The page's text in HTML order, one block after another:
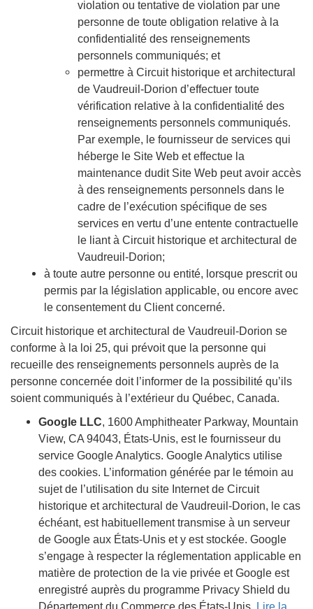
violation ou tentative de violation par une
personne de toute obligation relative à la
confidentialité des renseignements
personnels communiqués; et
permettre à Circuit historique et architectural
de Vaudreuil-Dorion d’effectuer toute
vérification relative à la confidentialité des
renseignements personnels communiqués.
Par exemple, le fournisseur de services qui
héberge le Site Web et effectue la
maintenance dudit Site Web peut avoir accès
à des renseignements personnels dans le
cadre de l’exécution spécifique de ses
services en vertu d’une entente contractuelle
le liant à Circuit historique et architectural de
Vaudreuil-Dorion;
à toute autre personne ou entité, lorsque prescrit ou
permis par la législation applicable, ou encore avec
le consentement du Client concerné.
Circuit historique et architectural de Vaudreuil-Dorion se
conforme à la loi 25, qui prévoit que la personne qui
recueille des renseignements personnels auprès de la
personne concernée doit l’informer de la possibilité qu’ils
soient communiqués à l’extérieur du Québec, Canada.
Google LLC, 1600 Amphitheater Parkway, Mountain
View, CA 94043, États-Unis, est le fournisseur du
service Google Analytics. Google Analytics utilise
des cookies. L’information générée par le témoin au
sujet de l’utilisation du site Internet de Circuit
historique et architectural de Vaudreuil-Dorion, le cas
échéant, est habituellement transmise à un serveur
de Google aux États-Unis et y est stockée. Google
s’engage à respecter la réglementation applicable en
matière de protection de la vie privée et Google est
enregistré auprès du programme Privacy Shield du
Département du Commerce des États-Unis.
Lire la